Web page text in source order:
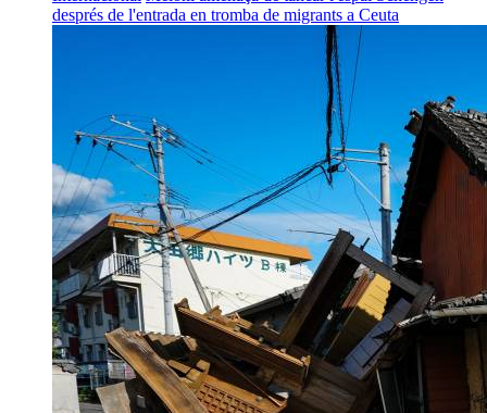
després de l'entrada en tromba de migrants a Ceuta